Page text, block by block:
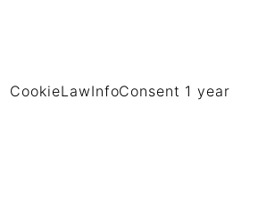
CookieLawInfoConsent 1 year